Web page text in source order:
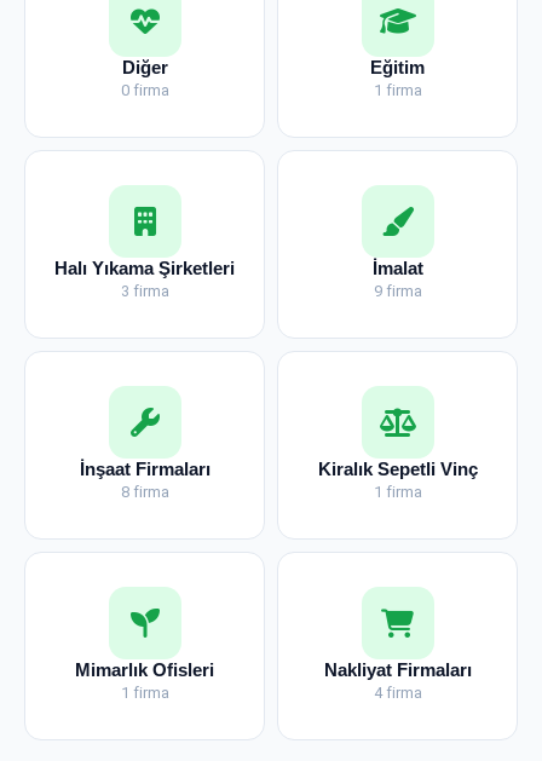
Diğer
0 firma
Eğitim
1 firma
Halı Yıkama Şirketleri
3 firma
İmalat
9 firma
İnşaat Firmaları
8 firma
Kiralık Sepetli Vinç
1 firma
Mimarlık Ofisleri
1 firma
Nakliyat Firmaları
4 firma